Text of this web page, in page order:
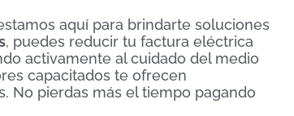
aquí para brindarte soluciones
, puedes reducir tu factura eléctrica
activamente al cuidado del medio
capacitados te ofrecen
No pierdas más el tiempo pagando